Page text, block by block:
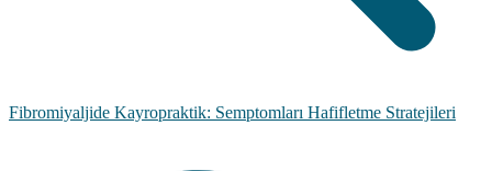
Fibromiyaljide Kayropraktik: Semptomları Hafifletme Stratejileri